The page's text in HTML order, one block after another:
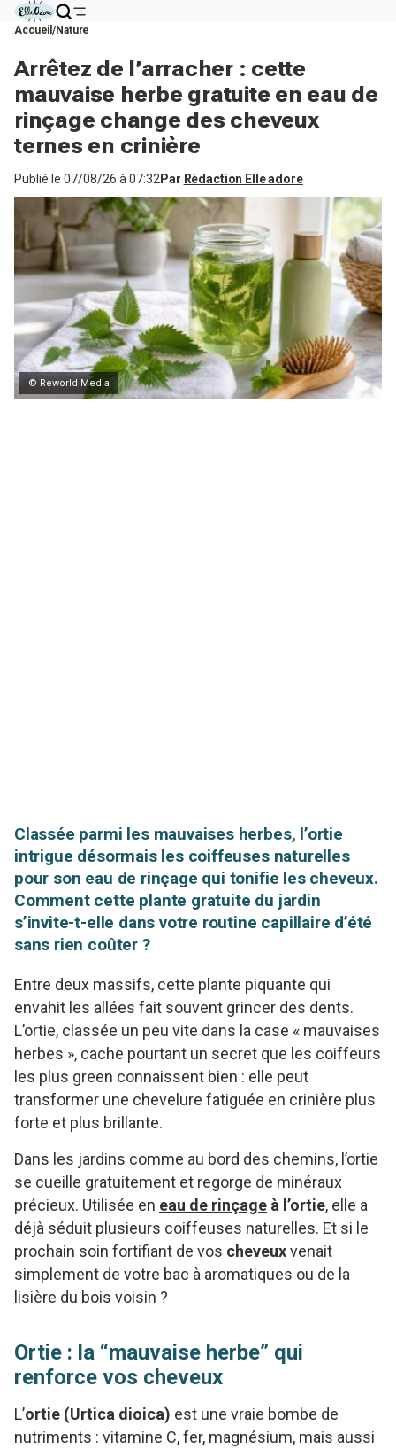
Accueil Nature
Arrêtez de l’arracher : cette
mauvaise herbe gratuite en eau de
rinçage change des cheveux
ternes en crinière
Publié le 07/08/26 à 07:32 Par Rédaction Elle adore
© Reworld Media
Classée parmi les mauvaises herbes, l’ortie
intrigue désormais les coiffeuses naturelles
pour son eau de rinçage qui tonifie les cheveux.
Comment cette plante gratuite du jardin
s’invite-t-elle dans votre routine capillaire d’été
sans rien coûter ?
Entre deux massifs, cette plante piquante qui
envahit les allées fait souvent grincer des dents.
L’ortie, classée un peu vite dans la case « mauvaises
herbes », cache pourtant un secret que les coiffeurs
les plus green connaissent bien : elle peut
transformer une chevelure fatiguée en crinière plus
forte et plus brillante.
Dans les jardins comme au bord des chemins, l’ortie
se cueille gratuitement et regorge de minéraux
précieux. Utilisée en eau de rinçage à l’ortie, elle a
déjà séduit plusieurs coiffeuses naturelles. Et si le
prochain soin fortifiant de vos cheveuxvenait
simplement de votre bac à aromatiques ou de la
lisière du bois voisin ?
Ortie : la “mauvaise herbe” qui
renforce vos cheveux
L’ortie (Urtica dioica) est une vraie bombe de
nutriments : vitamine C, fer, magnésium, mais aussi